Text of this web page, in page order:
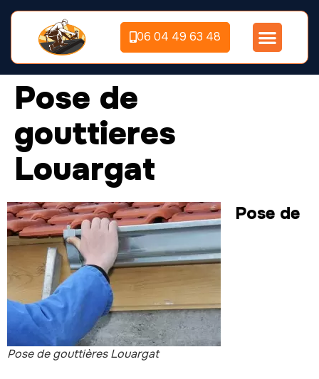
06 04 49 63 48
Pose de
gouttieres
Louargat
Pose de gouttières Louargat
Pose de